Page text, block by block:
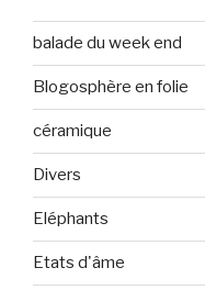
balade du week end
Blogosphère en folie
céramique
Divers
Eléphants
Etats d'âme